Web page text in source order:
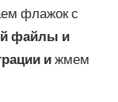
флажок с
файлы и
ижмем